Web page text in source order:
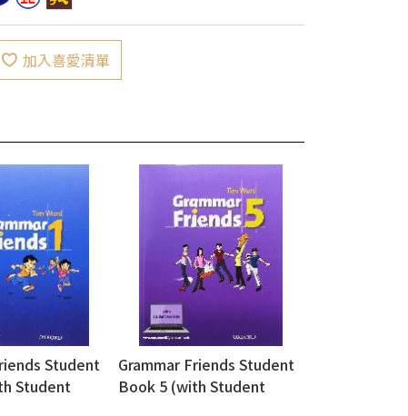
加入喜愛清單
Student
Student
Grammar Friends Student
Book 5 (with Student